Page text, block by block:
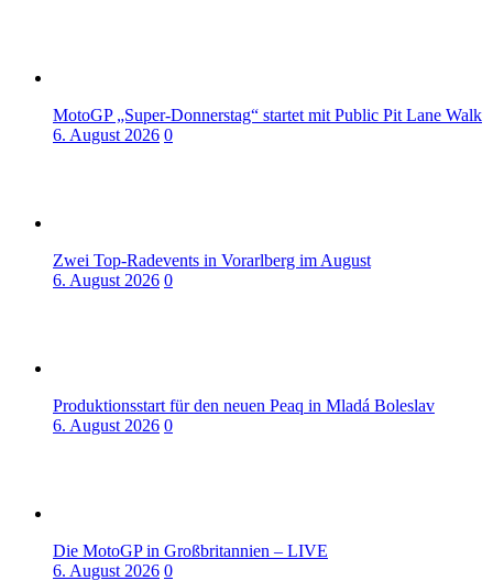
MotoGP „Super-Donnerstag“ startet mit Public Pit Lane Walk
6. August 2026 0
Zwei Top-Radevents in Vorarlberg im August
6. August 2026 0
Produktionsstart für den neuen Peaq in Mladá Boleslav
6. August 2026 0
Die MotoGP in Großbritannien – LIVE
6. August 2026 0